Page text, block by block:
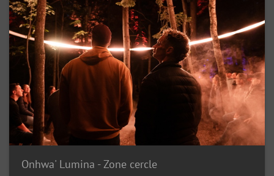
Onhwa' Lumina - Zone cercle